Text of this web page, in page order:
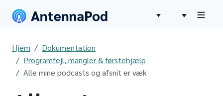
Hjem
Dokumentation
Programfejl, mangler & førstehjælp
Alle mine podcasts og afsnit er væk